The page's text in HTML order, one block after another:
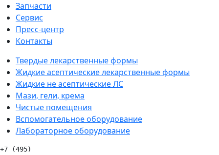
Запчасти
Сервис
Пресс-центр
Контакты
Твердые лекарственные формы
Жидкие асептические лекарственные формы
Жидкие не асептические ЛС
Мази, гели, крема
Чистые помещения
Вспомогательное оборудование
Лабораторное оборудование
+7 (495)